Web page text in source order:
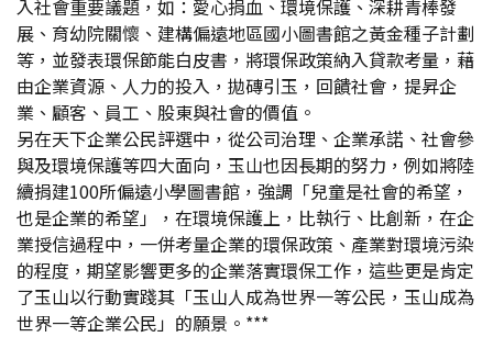
入社會重要議題，如：愛心捐血、環境保護、深耕青棒發
展、育幼院關懷、建構偏遠地區國小圖書館之黃金種子計劃
等，並發表環保節能白皮書，將環保政策納入貸款考量，藉
由企業資源、人力的投入，拋磚引玉，回饋社會，提昇企
業、顧客、員工、股東與社會的價值。
另在天下企業公民評選中，從公司治理、企業承諾、社會參
與及環境保護等四大面向，玉山也因長期的努力，例如將陸
續捐建100所偏遠小學圖書館，強調「兒童是社會的希望，
也是企業的希望」，在環境保護上，比執行、比創新，在企
業授信過程中，一併考量企業的環保政策、產業對環境污染
的程度，期望影響更多的企業落實環保工作，這些更是肯定
了玉山以行動實踐其「玉山人成為世界一等公民，玉山成為
世界一等企業公民」的願景。***